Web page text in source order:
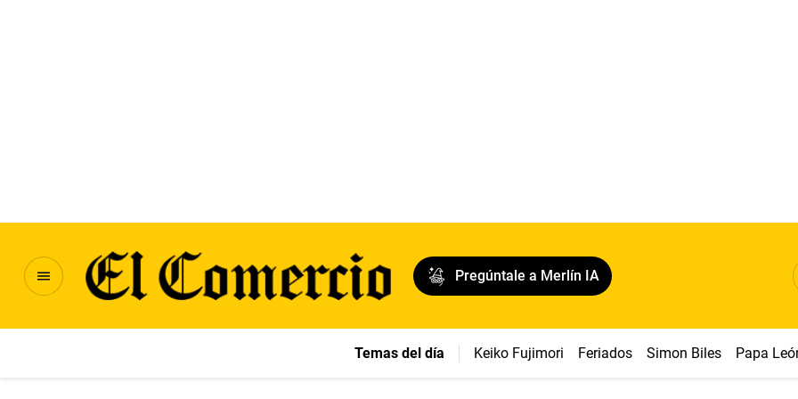
Pregúntale a Merlín IA
Temas del día Keiko Fujimori Feriados Simon Biles Papa